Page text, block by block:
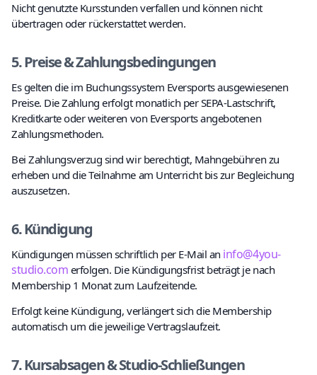
Nicht genutzte Kursstunden verfallen und können nicht
übertragen oder rückerstattet werden.
5. Preise & Zahlungsbedingungen
Es gelten die im Buchungssystem Eversports ausgewiesenen
Preise. Die Zahlung erfolgt monatlich per SEPA-Lastschrift,
Kreditkarte oder weiteren von Eversports angebotenen
Zahlungsmethoden.
Bei Zahlungsverzug sind wir berechtigt, Mahngebühren zu
erheben und die Teilnahme am Unterricht bis zur Begleichung
auszusetzen.
6. Kündigung
Kündigungen müssen schriftlich per E-Mail an info@4you-
studio.com erfolgen. Die Kündigungsfrist beträgt je nach
Membership 1 Monat zum Laufzeitende.
Erfolgt keine Kündigung, verlängert sich die Membership
automatisch um die jeweilige Vertragslaufzeit.
7. Kursabsagen & Studio-Schließungen